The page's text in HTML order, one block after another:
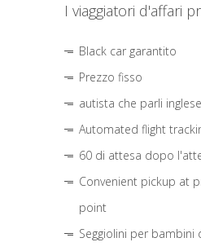
I viaggiatori d'affari
Black car garantito
Prezzo fisso
autista che parli inglese
Automated flight
60 di attesa dopo
Convenient pickup at
point
Seggiolini per bambini